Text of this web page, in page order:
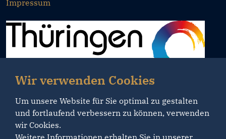
Impressum
Wir verwenden Cookies
Um unsere Website für Sie optimal zu gestalten
und fortlaufend verbessern zu können, verwenden
wir Cookies.
Weitere Informationen erhalten Sie in unserer